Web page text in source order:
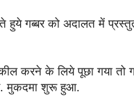
हुये गब्बर को अदालत में प्रस्तुत
करने के लिये पूछा गया
मुकदमा शुरू हुआ.